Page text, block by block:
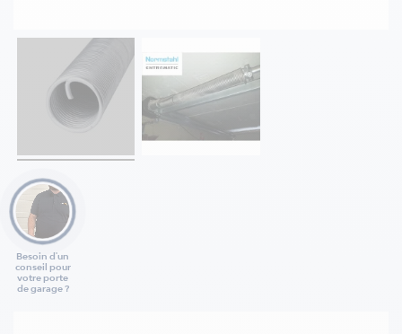
Besoin d'un
conseil pour
votre porte
de garage ?